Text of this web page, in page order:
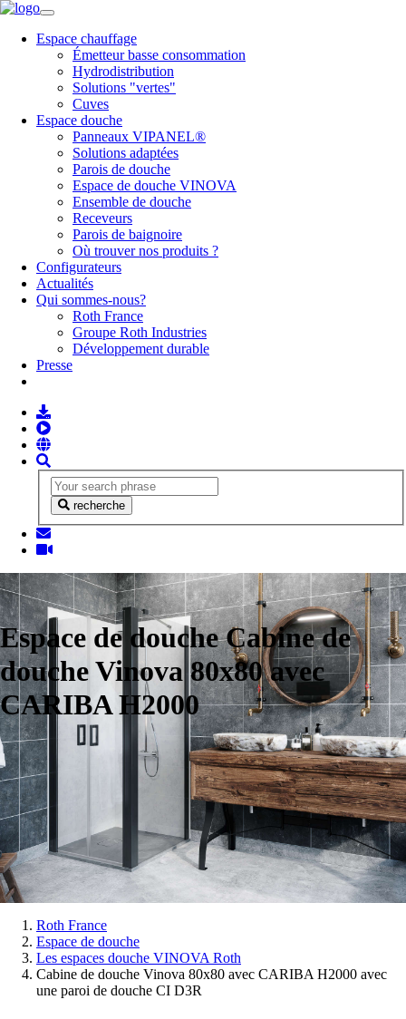
Espace chauffage
Émetteur basse consommation
Hydrodistribution
Solutions "vertes"
Cuves
Espace douche
Panneaux VIPANEL®
Solutions adaptées
Parois de douche
Espace de douche VINOVA
Ensemble de douche
Receveurs
Parois de baignoire
Où trouver nos produits ?
Configurateurs
Actualités
Qui sommes-nous?
Roth France
Groupe Roth Industries
Développement durable
Presse
recherche
Espace de douche Cabine de
douche Vinova 80x80 avec
CARIBA H2000
Vous
êtes
Roth France
Espace de douche
Les espaces douche VINOVA Roth
Cabine de douche Vinova 80x80 avec CARIBA H2000 avec
une paroi de douche CI D3R